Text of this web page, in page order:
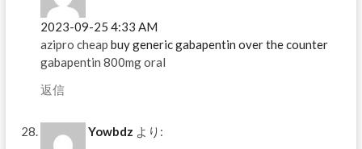
2023-09-25 4:33 AM
azipro cheap buy generic gabapentin over the counter
gabapentin 800mg oral
返信
Yowbdz より: